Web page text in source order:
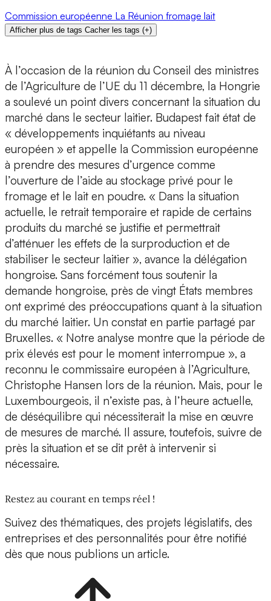
Commission européenne La Réunion fromage lait
Afficher plus de tags Cacher les tags (+)
À l’occasion de la réunion du Conseil des ministres
de l’Agriculture de l’UE du 11 décembre, la Hongrie
a soulevé un point divers concernant la situation du
marché dans le secteur laitier. Budapest fait état de
« développements inquiétants au niveau
européen » et appelle la Commission européenne
à prendre des mesures d’urgence comme
l’ouverture de l’aide au stockage privé pour le
fromage et le lait en poudre. « Dans la situation
actuelle, le retrait temporaire et rapide de certains
produits du marché se justifie et permettrait
d’atténuer les effets de la surproduction et de
stabiliser le secteur laitier », avance la délégation
hongroise. Sans forcément tous soutenir la
demande hongroise, près de vingt États membres
ont exprimé des préoccupations quant à la situation
du marché laitier. Un constat en partie partagé par
Bruxelles. « Notre analyse montre que la période de
prix élevés est pour le moment interrompue », a
reconnu le commissaire européen à l’Agriculture,
Christophe Hansen lors de la réunion. Mais, pour le
Luxembourgeois, il n’existe pas, à l’heure actuelle,
de déséquilibre qui nécessiterait la mise en œuvre
de mesures de marché. Il assure, toutefois, suivre de
près la situation et se dit prêt à intervenir si
nécessaire.
Restez au courant en temps réel !
Suivez des thématiques, des projets législatifs, des
entreprises et des personnalités pour être notifié
dès que nous publions un article.